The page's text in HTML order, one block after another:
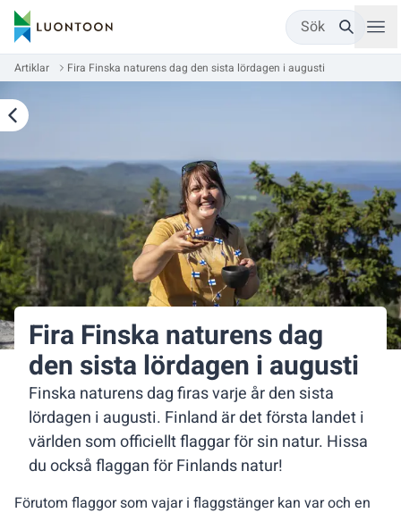
Sök
Artiklar Fira Finska naturens dag den sista lördagen i augusti
Fira Finska naturens dag
den sista lördagen i augusti
Finska naturens dag firas varje år den sista
lördagen i augusti. Finland är det första landet i
världen som officiellt flaggar för sin natur. Hissa
du också flaggan för Finlands natur!
Förutom flaggor som vajar i flaggstänger kan var och en